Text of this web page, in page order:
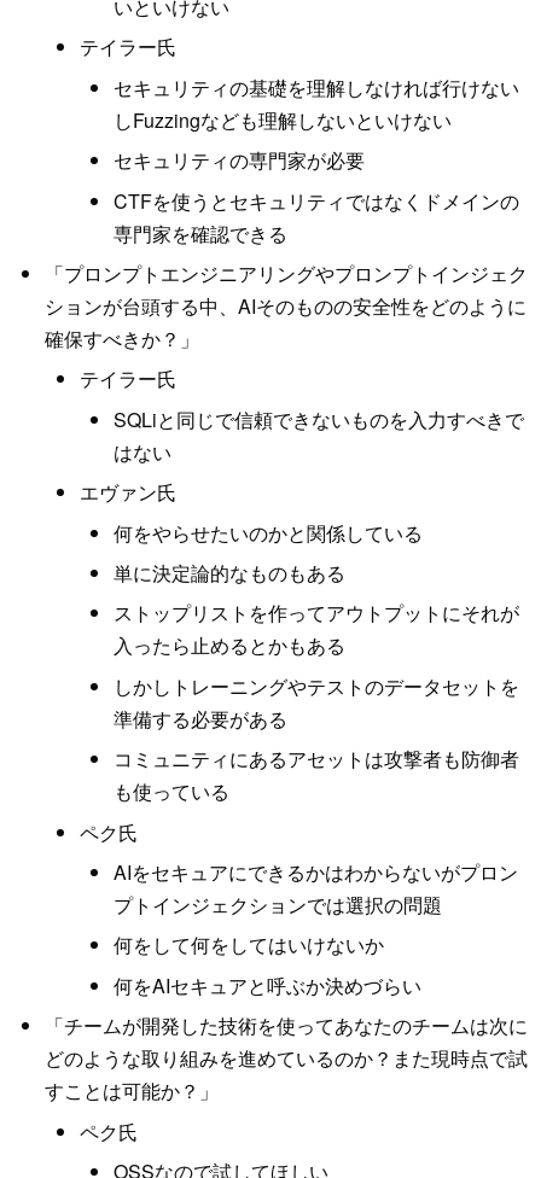
いといけない
テイラー氏
セキュリティの基礎を理解しなければ行けない
しFuzzingなども理解しないといけない
セキュリティの専門家が必要
CTFを使うとセキュリティではなくドメインの
専門家を確認できる
「プロンプトエンジニアリングやプロンプトインジェク
ションが台頭する中、AIそのものの安全性をどのように
確保すべきか？」
テイラー氏
SQLiと同じで信頼できないものを入力すべきで
はない
エヴァン氏
何をやらせたいのかと関係している
単に決定論的なものもある
ストップリストを作ってアウトプットにそれが
入ったら止めるとかもある
しかしトレーニングやテストのデータセットを
準備する必要がある
コミュニティにあるアセットは攻撃者も防御者
も使っている
ペク氏
AIをセキュアにできるかはわからないがプロン
プトインジェクションでは選択の問題
何をして何をしてはいけないか
何をAIセキュアと呼ぶか決めづらい
「チームが開発した技術を使ってあなたのチームは次に
どのような取り組みを進めているのか？また現時点で試
すことは可能か？」
ペク氏
OSSなので試してほしい